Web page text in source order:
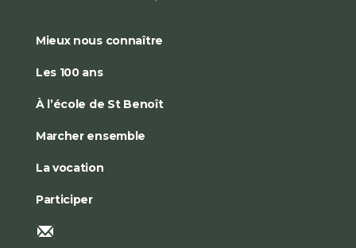
Mieux nous connaître
Les 100 ans
À l’école de St Benoît
Marcher ensemble
La vocation
Participer